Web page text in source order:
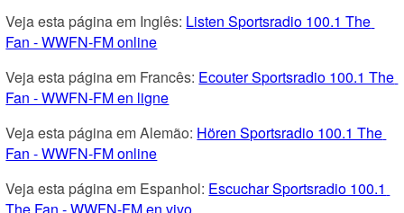
Veja esta página em Inglês: Listen Sportsradio 100.1 The
Fan - WWFN-FM online
Veja esta página em Francês: Ecouter Sportsradio 100.1 The
Fan - WWFN-FM en ligne
Veja esta página em Alemão: Hören Sportsradio 100.1 The
Fan - WWFN-FM online
Veja esta página em Espanhol: Escuchar Sportsradio 100.1
The Fan - WWFN-FM en vivo